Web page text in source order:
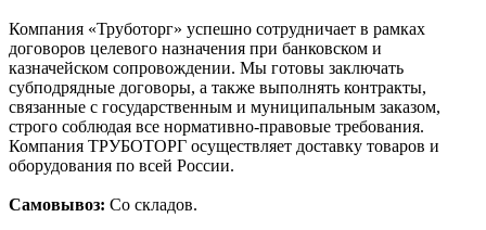
Компания «Труботорг» успешно сотрудничает в рамках
договоров целевого назначения при банковском и
казначейском сопровождении. Мы готовы заключать
субподрядные договоры, а также выполнять контракты,
связанные с государственным и муниципальным заказом,
строго соблюдая все нормативно-правовые требования.
Компания ТРУБОТОРГ осуществляет доставку товаров и
оборудования по всей России.
Самовывоз: Со складов.